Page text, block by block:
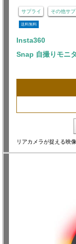
サプライ その他サプ
送料無料
Insta360
Snap 自撮りモニ
リアカメラが捉える映